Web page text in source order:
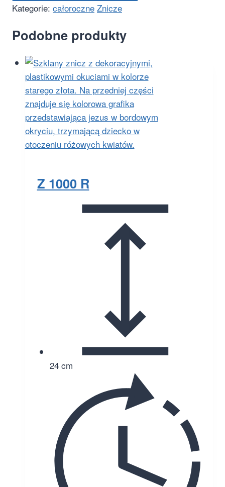
Kategorie: całoroczne Znicze
Podobne produkty
Z 1000 R
24 cm